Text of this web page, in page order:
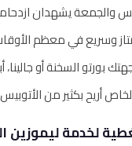
والجمعة يشهدان
وسريع في معظم
بورتو السخنة أو
أريح بكثير من
لخدمة ليموزين